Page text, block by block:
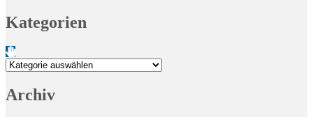
Kategorien
Kategorien
Archiv